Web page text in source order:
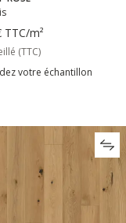
TTC/m²
(TTC)
votre échantillon